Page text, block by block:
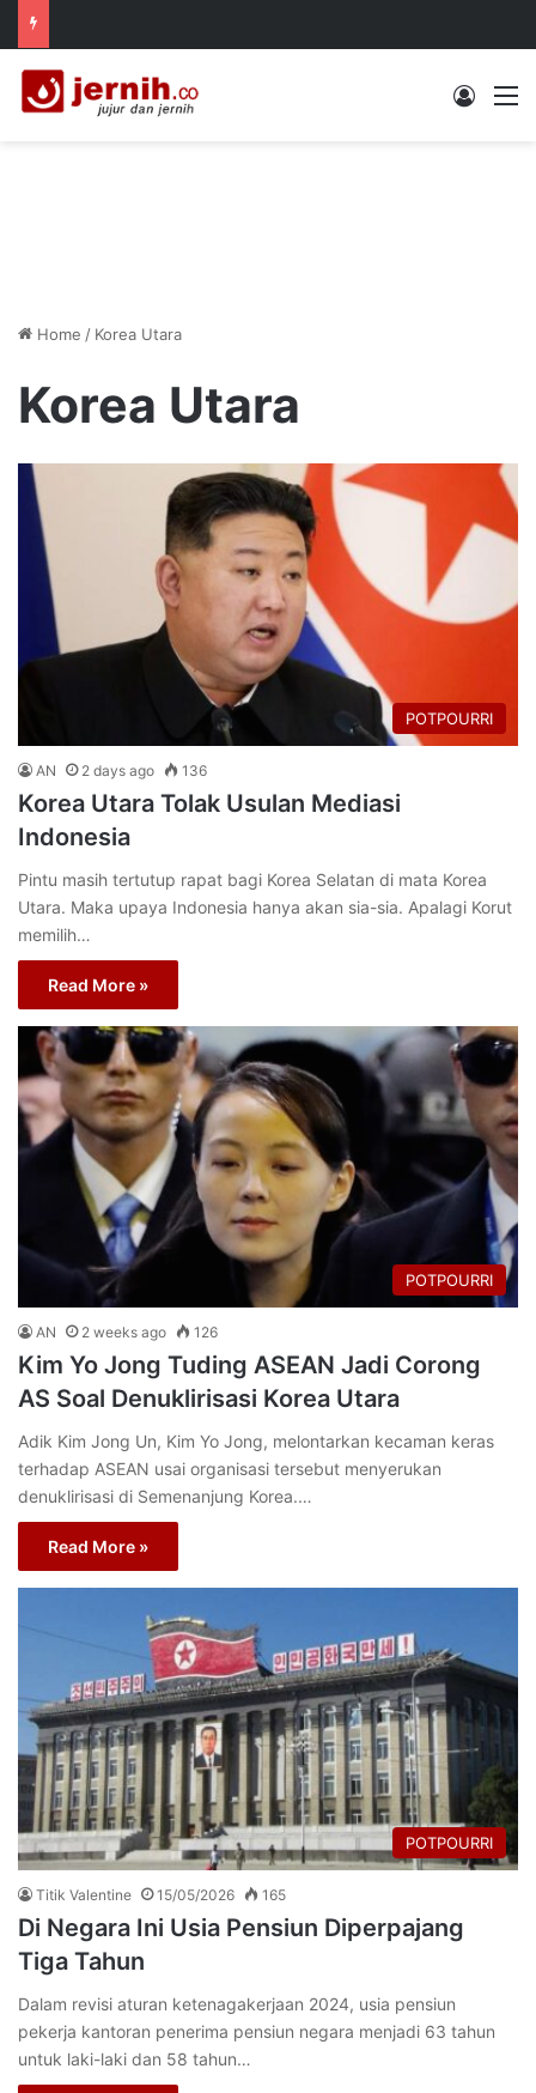
Log In
Home / Korea Utara
Korea Utara
POTPOURRI
AN 2 days ago 136
Korea Utara Tolak Usulan Mediasi
Indonesia
Pintu masih tertutup rapat bagi Korea Selatan di mata Korea
Utara. Maka upaya Indonesia hanya akan sia-sia. Apalagi Korut
memilih…
Read More »
POTPOURRI
AN 2 weeks ago 126
Kim Yo Jong Tuding ASEAN Jadi Corong
AS Soal Denuklirisasi Korea Utara
Adik Kim Jong Un, Kim Yo Jong, melontarkan kecaman keras
terhadap ASEAN usai organisasi tersebut menyerukan
denuklirisasi di Semenanjung Korea.…
Read More »
POTPOURRI
Titik Valentine 15/05/2026 165
Di Negara Ini Usia Pensiun Diperpajang
Tiga Tahun
Dalam revisi aturan ketenagakerjaan 2024, usia pensiun
pekerja kantoran penerima pensiun negara menjadi 63 tahun
untuk laki-laki dan 58 tahun…